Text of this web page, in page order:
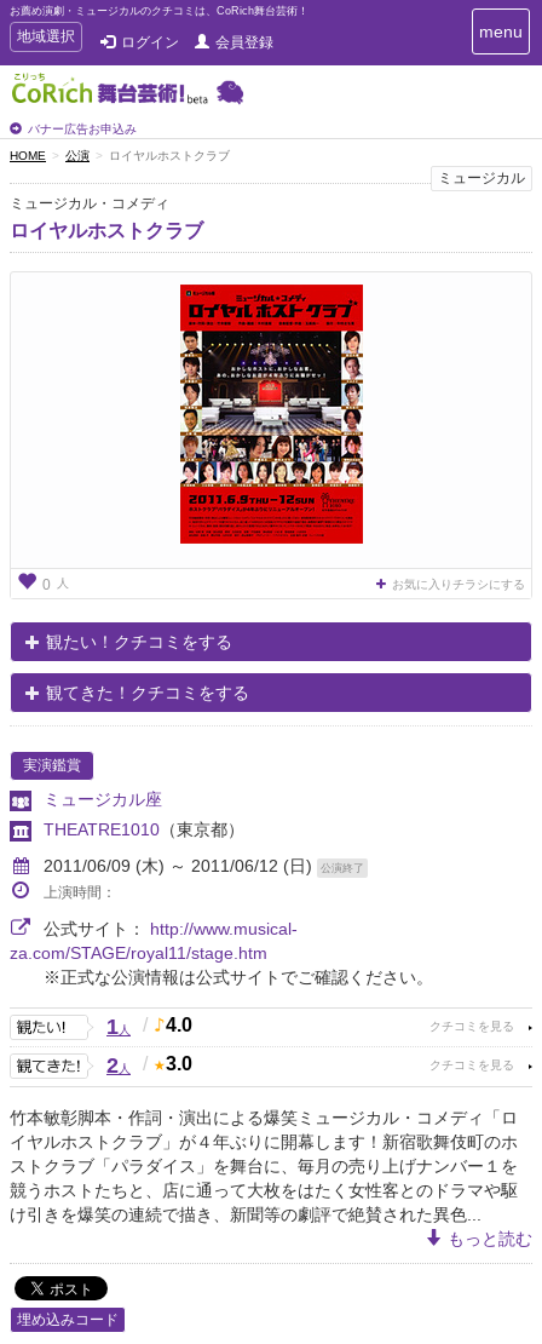
お薦め演劇・ミュージカルのクチコミは、CoRich舞台芸術！
T
o
g
g
e
n
a
v
i
g
地域選択 ログイン 会員登録
バナー広告お申込み
T
o
n
i
g
menu
HOME 公演 ロイヤルホストクラブ
ミュージカル
ミュージカル・コメディ
ロイヤルホストクラブ
0 人 お気に入りチラシにする
観たい！クチコミをする
観てきた！クチコミをする
実演鑑賞
ミュージカル座
THEATRE1010 （東京都）
2011/06/09 (木) ～ 2011/06/12 (日)
公演終了
上演時間：
公式サイト： http://www.musical-
za.com/STAGE/royal11/stage.htm
※正式な公演情報は公式サイトでご確認ください。
1人 / 4.0
2人 / 3.0
竹本敏彰脚本・作詞・演出による爆笑ミュージカル・コメディ「ロ
イヤルホストクラブ」が４年ぶりに開幕します！新宿歌舞伎町のホ
ストクラブ「パラダイス」を舞台に、毎月の売り上げナンバー１を
競うホストたちと、店に通って大枚をはたく女性客とのドラマや駆
け引きを爆笑の連続で描き、新聞等の劇評で絶賛された異色...
もっと読む
埋め込みコード